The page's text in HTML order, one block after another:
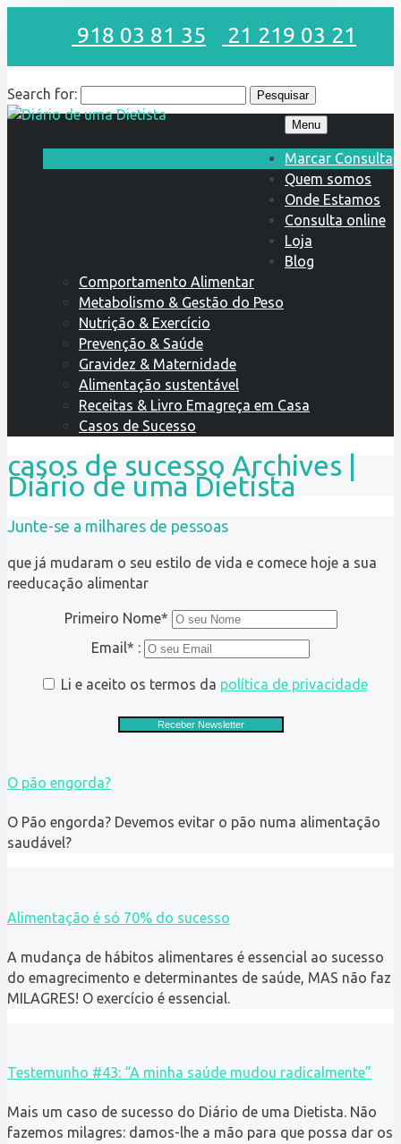
918 03 81 35 21 219 03 21
Search for:
Menu
Marcar Consulta
Quem somos
Onde Estamos
Consulta online
Loja
Blog
Comportamento Alimentar
Metabolismo & Gestão do Peso
Nutrição & Exercício
Prevenção & Saúde
Gravidez & Maternidade
Alimentação sustentável
Receitas & Livro Emagreça em Casa
Casos de Sucesso
casos de sucesso Archives |
Diário de uma Dietista
Junte-se a milhares de pessoas
que já mudaram o seu estilo de vida e comece hoje a sua
reeducação alimentar
Primeiro Nome*
Email* :
Li e aceito os termos da política de privacidade
O pão engorda?
O Pão engorda? Devemos evitar o pão numa alimentação
saudável?
Alimentação é só 70% do sucesso
A mudança de hábitos alimentares é essencial ao sucesso
do emagrecimento e determinantes de saúde, MAS não faz
MILAGRES! O exercício é essencial.
Testemunho #43: “A minha saúde mudou radicalmente”
Mais um caso de sucesso do Diário de uma Dietista. Não
fazemos milagres: damos-lhe a mão para que possa dar os